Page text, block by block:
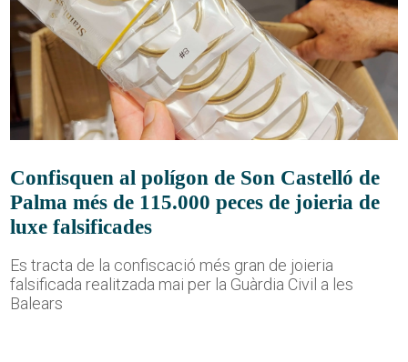
Confisquen al polígon de Son Castelló de
Palma més de 115.000 peces de joieria de
luxe falsificades
Es tracta de la confiscació més gran de joieria
falsificada realitzada mai per la Guàrdia Civil a les
Balears